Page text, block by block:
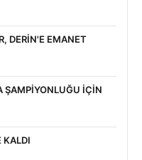
DERİN'E EMANET
ŞAMPİYONLUĞU İÇİN
KALDI